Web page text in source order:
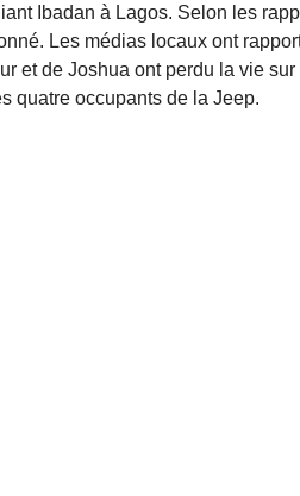
Ibadan à Lagos. Selon les
Les médias locaux ont
et de Joshua ont perdu la vie
quatre occupants de la Jeep.